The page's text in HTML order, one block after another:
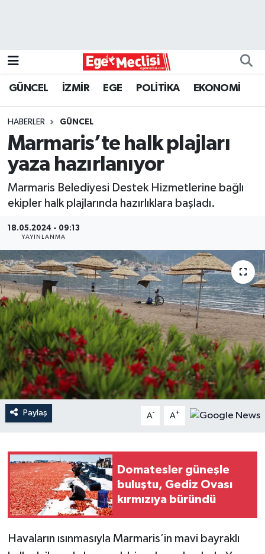
GÜNCEL İZMİR EGE POLİTİKA EKONOMİ
HABERLER GÜNCEL
Marmaris’te halk plajları
yaza hazırlanıyor
Marmaris Belediyesi Destek Hizmetlerine bağlı
ekipler halk plajlarında hazırlıklara başladı.
18.05.2024 - 09:13
YAYINLANMA
Paylaş A- A+
Domatesler güneşle
buluştu, Gediz Ovası
kırmızıya büründü
Havaların ısınmasıyla Marmaris’in mavi bayraklı
GÜNCEL
ÖZEL HABER
Programlar
SPOR
YAŞAM